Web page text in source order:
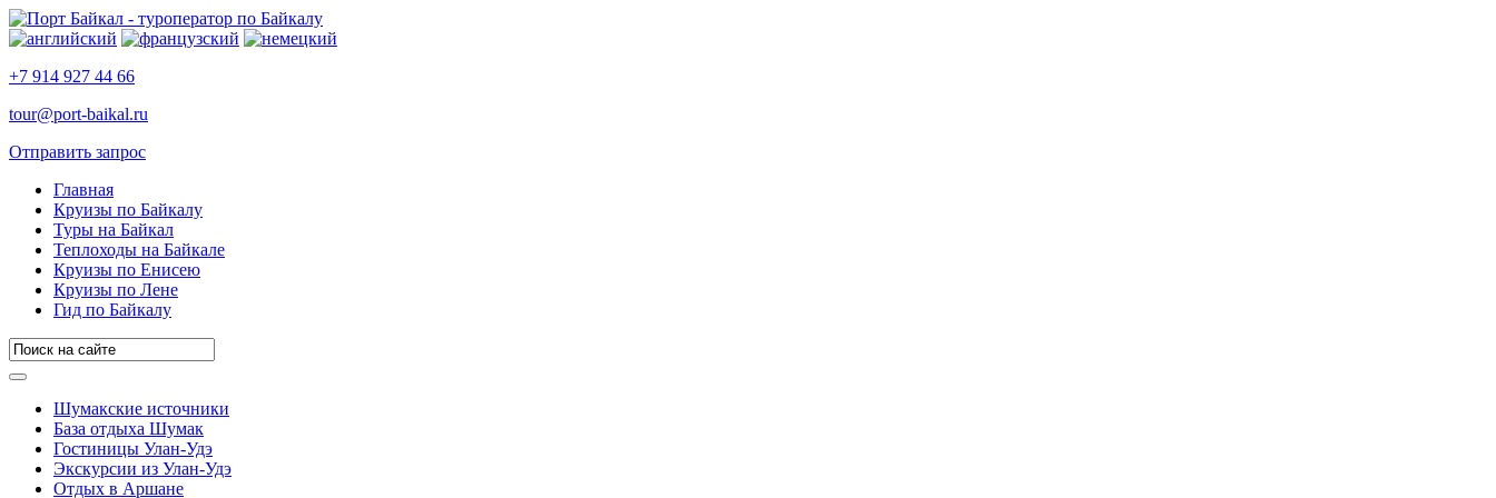
+7 914 927 44 66
tour@port-baikal.ru
Отправить запрос
Главная
Круизы по Байкалу
Туры на Байкал
Теплоходы на Байкале
Круизы по Енисею
Круизы по Лене
Гид по Байкалу
Шумакские источники
База отдыха Шумак
Гостиницы Улан-Удэ
Экскурсии из Улан-Удэ
Отдых в Аршане